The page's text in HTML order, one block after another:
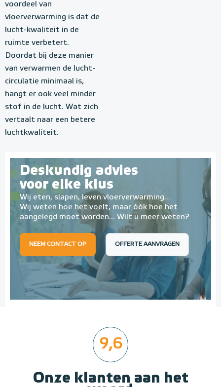
voordeel van
vloerverwarming is dat de
lucht-kwaliteit in de
ruimte verbetert.
Doordat bij deze manier
van verwarmen de lucht-
circulatie minimaal is,
hangt er ook veel minder
stof in de lucht. Wat zich
vertaalt naar een betere
luchtkwaliteit.
Deskundig advies
voor elke klus
Wij eten, slapen, leven vloerverwarming...
Wij weten hoe het voelt, maar óók hoe het
aangelegd moet worden... Wilt u meer weten?
NEEM CONTACT OP OFFERTE AANVRAGEN
9,6
Onze klanten aan het